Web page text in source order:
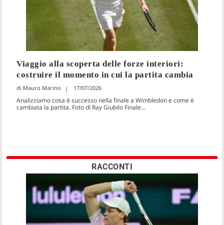
Viaggio alla scoperta delle forze interiori:
costruire il momento in cui la partita cambia
Mauro Marino 17/07/2026
Analizziamo cosa è successo nella finale a Wimbledon e come è
cambiata la partita. Foto di Ray Giubilo Finale...
RACCONTI